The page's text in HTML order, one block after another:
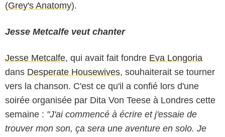
(Grey's Anatomy).
Jesse Metcalfe veut chanter
Jesse Metcalfe, qui avait fait fondre Eva Longoria
dans Desperate Housewives, souhaiterait se tourner
vers la chanson. C'est ce qu'il a confié lors d'une
soirée organisée par Dita Von Teese à Londres cette
semaine : "J'ai commencé à écrire et j'essaie de
trouver mon son, ça sera une aventure en solo. Je